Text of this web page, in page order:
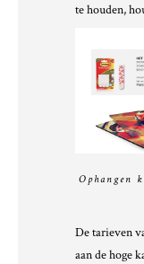
te houden,
Ophangen
De tarieven
aan de hoge